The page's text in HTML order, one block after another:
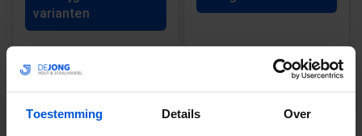
Toestemming Details Over
varianten
1